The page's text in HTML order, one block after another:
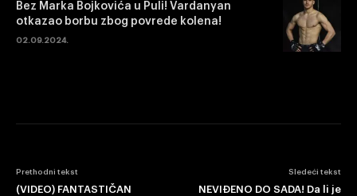
Bez Marka Bojkovića u Puli! Vardanyan
otkazao borbu zbog povrede kolena!
02.09.2024.
Prethodni tekst
(VIDEO) FANTASTIČAN
Sledeći tekst
NEVIĐENO DO SADA! Da li je